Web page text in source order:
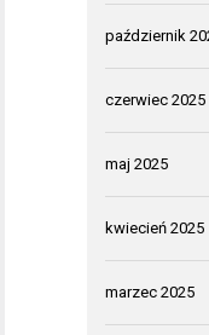
październik
czerwiec 2025
maj 2025
kwiecień 2025
marzec 2025